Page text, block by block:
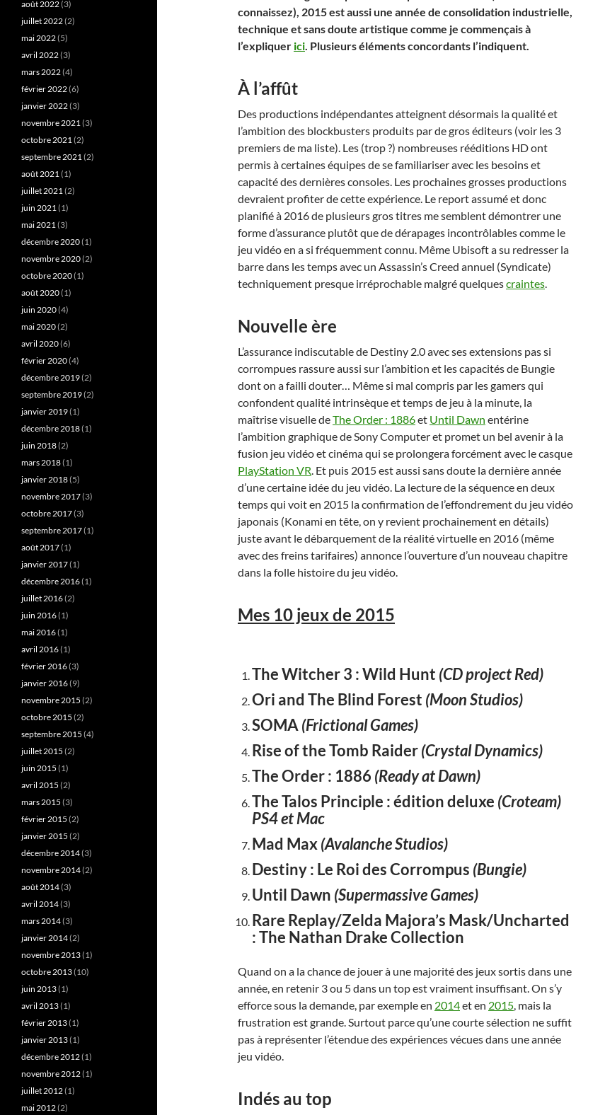
connaissez), 2015 est aussi une année de consolidation industrielle,
technique et sans doute artistique comme je commençais à
l’expliquer ici. Plusieurs éléments concordants l’indiquent.
À l’affût
Des productions indépendantes atteignent désormais la qualité et
l’ambition des blockbusters produits par de gros éditeurs (voir les 3
premiers de ma liste). Les (trop ?) nombreuses rééditions HD ont
permis à certaines équipes de se familiariser avec les besoins et
capacité des dernières consoles. Les prochaines grosses productions
devraient profiter de cette expérience. Le report assumé et donc
planifié à 2016 de plusieurs gros titres me semblent démontrer une
forme d’assurance plutôt que de dérapages incontrôlables comme le
jeu vidéo en a si fréquemment connu. Même Ubisoft a su redresser la
barre dans les temps avec un Assassin’s Creed annuel (Syndicate)
techniquement presque irréprochable malgré quelquescraintes.
Nouvelle ère
L’assurance indiscutable de Destiny 2.0 avec ses extensions pas si
corrompues rassure aussi sur l’ambition et les capacités de Bungie
dont on a failli douter… Même si mal compris par les gamers qui
confondent qualité intrinsèque et temps de jeu à la minute, la
maîtrise visuelle deThe Order : 1886et Until Dawn entérine
l’ambition graphique de Sony Computer et promet un bel avenir à la
fusion jeu vidéo et cinéma qui se prolongera forcément avec le casque
PlayStation VR. Et puis 2015 est aussi sans doute la dernière année
d’une certaine idée du jeu vidéo. La lecture de la séquence en deux
temps qui voit en 2015 la confirmation de l’effondrement du jeu vidéo
japonais (Konami en tête, on y revient prochainement en détails)
juste avant le débarquement de la réalité virtuelle en 2016 (même
avec des freins tarifaires) annonce l’ouverture d’un nouveau chapitre
dans la folle histoire du jeu vidéo.
Mes 10 jeux de 2015
The Witcher 3 : Wild Hunt (CD project Red)
Ori and The Blind Forest (Moon Studios)
SOMA (Frictional Games)
Rise of the Tomb Raider(Crystal Dynamics)
The Order : 1886 (Ready at Dawn)
The Talos Principle : édition deluxe (Croteam)
PS4 et Mac
Mad Max(Avalanche Studios)
Destiny : Le Roi des Corrompus (Bungie)
Until Dawn (Supermassive Games)
Rare Replay/Zelda Majora’s Mask/Uncharted
: The Nathan Drake Collection
Quand on a la chance de jouer à une majorité des jeux sortis dans une
année, en retenir 3 ou 5 dans un top est vraiment insuffisant. On s’y
efforce sous la demande, par exemple en 2014et en 2015, mais la
frustration est grande. Surtout parce qu’une courte sélection ne suffit
pas à représenter l’étendue des expériences vécues dans une année
jeu vidéo.
Indés au top
août 2022(3)
juillet 2022(2)
mai 2022(5)
avril 2022(3)
mars 2022(4)
février 2022(6)
janvier 2022(3)
novembre 2021(3)
octobre 2021(2)
septembre 2021(2)
août 2021(1)
juillet 2021(2)
juin 2021(1)
mai 2021(3)
décembre 2020(1)
novembre 2020(2)
octobre 2020(1)
août 2020(1)
juin 2020(4)
mai 2020(2)
avril 2020(6)
février 2020(4)
décembre 2019(2)
septembre 2019(2)
janvier 2019(1)
décembre 2018(1)
juin 2018(2)
mars 2018(1)
janvier 2018(5)
novembre 2017(3)
octobre 2017(3)
septembre 2017(1)
août 2017(1)
janvier 2017(1)
décembre 2016(1)
juillet 2016(2)
juin 2016(1)
mai 2016(1)
avril 2016(1)
février 2016(3)
janvier 2016(9)
novembre 2015 (2)
octobre 2015 (2)
septembre 2015 (4)
juillet 2015 (2)
juin 2015 (1)
avril 2015 (2)
mars 2015 (3)
février 2015 (2)
janvier 2015 (2)
décembre 2014(3)
novembre 2014(2)
août 2014(3)
avril 2014(3)
mars 2014(3)
janvier 2014(2)
novembre 2013(1)
octobre 2013(10)
juin 2013(1)
avril 2013(1)
février 2013(1)
janvier 2013(1)
décembre 2012(1)
novembre 2012(1)
juillet 2012(1)
mai 2012(2)